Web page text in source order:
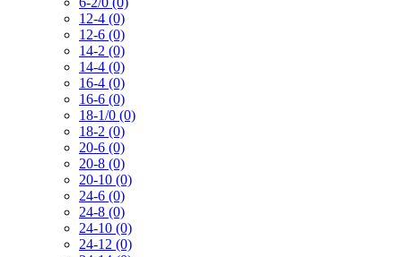
12-4 (0)
12-6 (0)
14-2 (0)
14-4 (0)
16-4 (0)
16-6 (0)
18-1/0 (0)
18-2 (0)
20-6 (0)
20-8 (0)
20-10 (0)
24-6 (0)
24-8 (0)
24-10 (0)
24-12 (0)